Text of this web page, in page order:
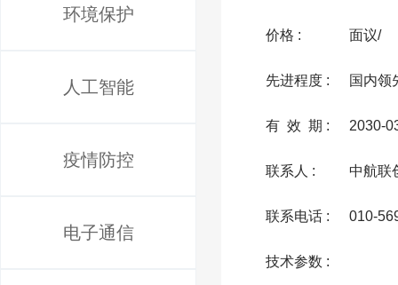
环境保护
人工智能
疫情防控
电子通信
价格 : 面议/
先进程度 : 国内领
有 效 期 : 2030-
联系人 : 中航联
联系电话 : 010-
技术参数 :